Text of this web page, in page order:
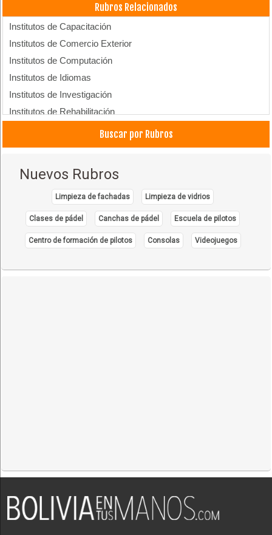
Rubros Relacionados
Institutos de Capacitación
Institutos de Comercio Exterior
Institutos de Computación
Institutos de Idiomas
Institutos de Investigación
Institutos de Rehabilitación
Profesionales
Buscar por Rubros
Nuevos Rubros
Limpieza de fachadas Limpieza de vidrios
Clases de pádel Canchas de pádel Escuela de pilotos
Centro de formación de pilotos Consolas Videojuegos